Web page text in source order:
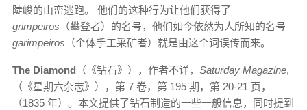
陡峻的山峦逃跑。 他们的这种行为让他们获得了
grimpeiros （攀登者）的名号，他们如今依然为人所知的名号
garimpeiros （个体手工采矿者）就是由这个词误传而来。
The Diamond （《钻石》），作者不详， Saturday Magazine,
（《星期六杂志》），第 7 卷，第 195 期，第 20-21 页，
（1835 年）。本文提供了钻石制造的一些一般信息，同时提到